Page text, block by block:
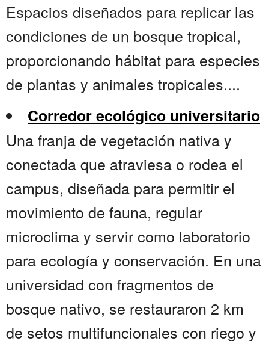
Espacios diseñados para replicar las
condiciones de un bosque tropical,
proporcionando hábitat para especies
de plantas y animales tropicales....
Corredor ecológico universitario
Una franja de vegetación nativa y
conectada que atraviesa o rodea el
campus, diseñada para permitir el
movimiento de fauna, regular
microclima y servir como laboratorio
para ecología y conservación. En una
universidad con fragmentos de
bosque nativo, se restauraron 2 km
de setos multifuncionales con riego y